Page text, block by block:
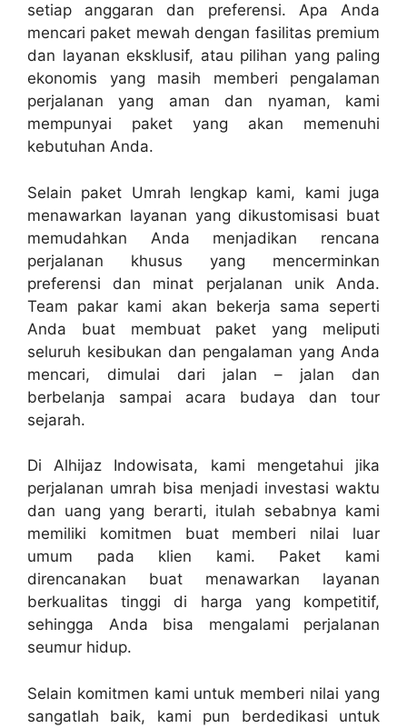
setiap anggaran dan preferensi. Apa Anda
mencari paket mewah dengan fasilitas premium
dan layanan eksklusif, atau pilihan yang paling
ekonomis yang masih memberi pengalaman
perjalanan yang aman dan nyaman, kami
mempunyai paket yang akan memenuhi
kebutuhan Anda.
Selain paket Umrah lengkap kami, kami juga
menawarkan layanan yang dikustomisasi buat
memudahkan Anda menjadikan rencana
perjalanan khusus yang mencerminkan
preferensi dan minat perjalanan unik Anda.
Team pakar kami akan bekerja sama seperti
Anda buat membuat paket yang meliputi
seluruh kesibukan dan pengalaman yang Anda
mencari, dimulai dari jalan – jalan dan
berbelanja sampai acara budaya dan tour
sejarah.
Di Alhijaz Indowisata, kami mengetahui jika
perjalanan umrah bisa menjadi investasi waktu
dan uang yang berarti, itulah sebabnya kami
memiliki komitmen buat memberi nilai luar
umum pada klien kami. Paket kami
direncanakan buat menawarkan layanan
berkualitas tinggi di harga yang kompetitif,
sehingga Anda bisa mengalami perjalanan
seumur hidup.
Selain komitmen kami untuk memberi nilai yang
sangatlah baik, kami pun berdedikasi untuk